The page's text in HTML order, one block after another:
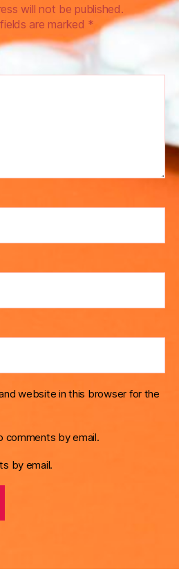
will not be published.
are marked *
website in this browser for the
comments by email.
by email.